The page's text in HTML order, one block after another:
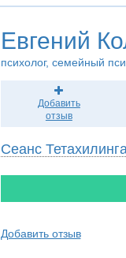
Евгений
психолог, семейный
Добавить
отзыв
Сеанс
Добавить отзыв